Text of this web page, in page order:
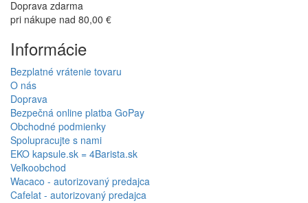
Doprava zdarma
pri nákupe nad 80,00 €
Informácie
Bezplatné vrátenie tovaru
O nás
Doprava
Bezpečná online platba GoPay
Obchodné podmienky
Spolupracujte s nami
EKO kapsule.sk = 4Barista.sk
Veľkoobchod
Wacaco - autorizovaný predajca
Cafelat - autorizovaný predajca